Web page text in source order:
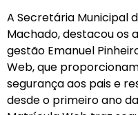
A Secretária Municipal
Machado, destacou os
gestão Emanuel
Web, que
segurança aos pais e
desde o primeiro ano